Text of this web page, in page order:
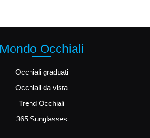
Mondo Occhiali
Occhiali graduati
Occhiali da vista
Trend Occhiali
365 Sunglasses